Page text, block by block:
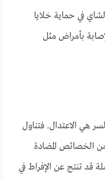
في حماية خلايا
بأمراض مثل
هي الاعتدال. فتناول
الخصائص المضادة
قد تنتج عن الإفراط في